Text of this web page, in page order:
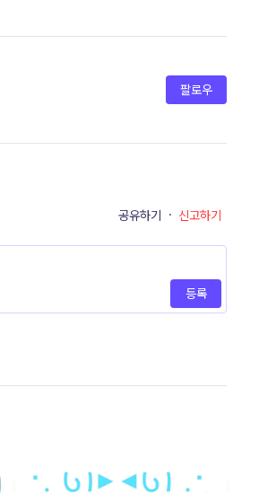
팔로우
공유하기 · 신고하기
등록